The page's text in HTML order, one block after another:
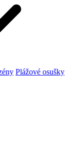
Plážové osušky